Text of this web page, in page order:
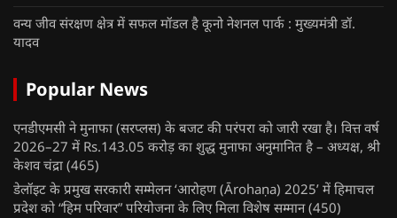
वन्य जीव संरक्षण क्षेत्र में सफल मॉडल है कूनो नेशनल पार्क : मुख्यमंत्री डॉ.
यादव
Popular News
एनडीएमसी ने मुनाफा (सरप्लस) के बजट की परंपरा को जारी रखा है। वित्त वर्ष
2026–27 में Rs.143.05 करोड़ का शुद्ध मुनाफा अनुमानित है – अध्यक्ष, श्री
केशव चंद्रा (465)
डेलॉइट के प्रमुख सरकारी सम्मेलन ‘आरोहण (Ārohaṇa) 2025’ में हिमाचल
प्रदेश को “हिम परिवार” परियोजना के लिए मिला विशेष सम्मान (450)